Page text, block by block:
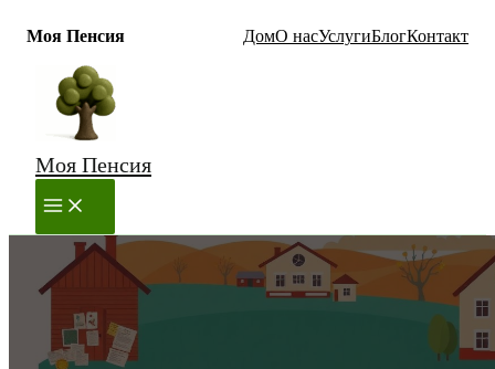
Моя Пенсия ДомО насУслугиБлогКонтакт
Перейти
содержимому
Моя Пенсия
MAIN
MENU